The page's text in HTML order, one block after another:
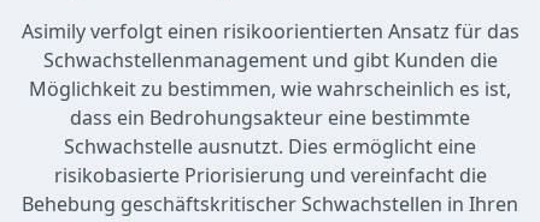
Asimily verfolgt einen risikoorientierten Ansatz für das
Schwachstellenmanagement und gibt Kunden die
Möglichkeit zu bestimmen, wie wahrscheinlich es ist,
dass ein Bedrohungsakteur eine bestimmte
Schwachstelle ausnutzt. Dies ermöglicht eine
risikobasierte Priorisierung und vereinfacht die
Behebung geschäftskritischer Schwachstellen in Ihren